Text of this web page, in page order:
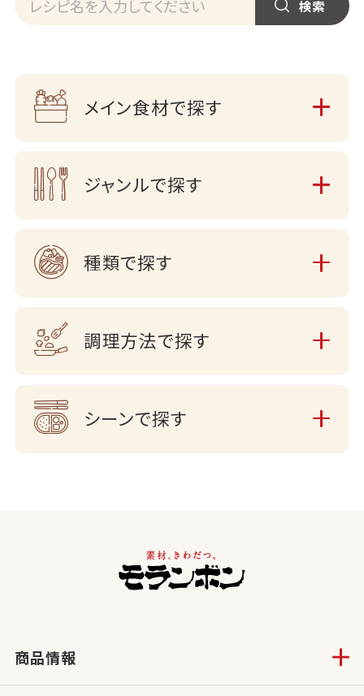
メイン食材で探す
ジャンルで探す
種類で探す
調理方法で探す
シーンで探す
商品情報